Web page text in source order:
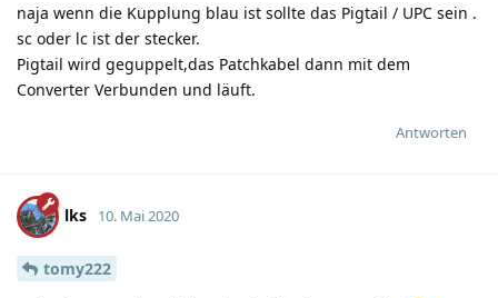
naja wenn die Kupplung blau ist sollte das Pigtail / UPC sein .
sc oder lc ist der stecker.
Pigtail wird geguppelt,das Patchkabel dann mit dem
Converter Verbunden und läuft.
Antworten
lks 10. Mai 2020
tomy222